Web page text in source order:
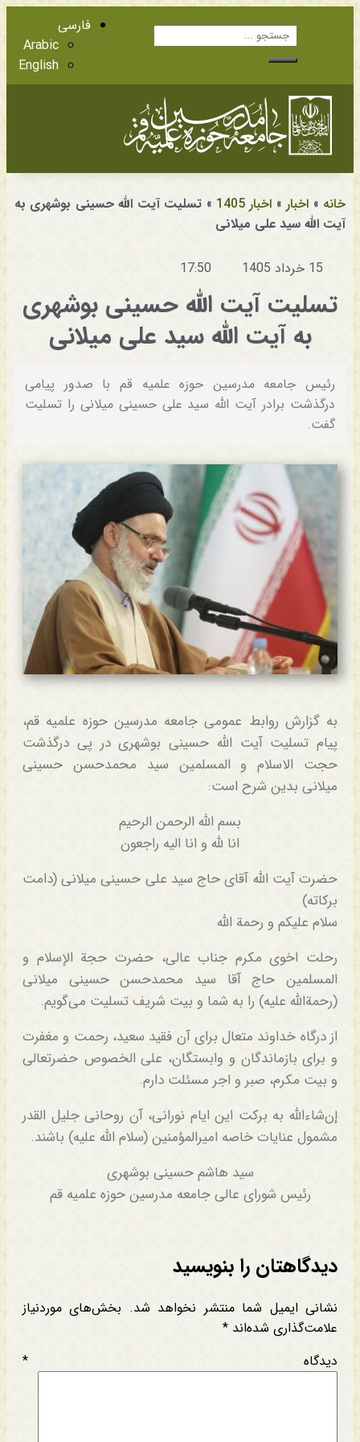
فارسی
Arabic
English
خانه » اخبار» اخبار 1405 » تسلیت آیت الله حسینی بوشهری به
آیت الله سید علی میلانی
15 خرداد 1405 17:50
تسلیت آیت الله حسینی بوشهری
به آیت الله سید علی میلانی
رئیس جامعه مدرسین حوزه علمیه قم با صدور پیامی
درگذشت برادر آیت الله سید علی حسینی میلانی را تسلیت
گفت.
به گزارش روابط عمومی جامعه مدرسین حوزه علمیه قم،
پیام تسلیت آیت الله حسینی بوشهری در پی درگذشت
حجت الاسلام و المسلمین سید محمدحسن حسینی
میلانی بدین شرح است:
بسم الله الرحمن الرحیم
انا لله و انا الیه راجعون
حضرت آیت الله آقای حاج سید علی حسینی میلانی (دامت
برکاته)
سلام علیکم و رحمة الله
رحلت اخوی مکرم جناب عالی، حضرت حجة الإسلام و
المسلمین حاج آقا سید محمدحسن حسینی میلانی
(رحمةالله علیه) را به شما و بیت شریف تسلیت می‌گویم.
از درگاه خداوند متعال برای آن فقید سعید، رحمت و مغفرت
و برای بازماندگان و وابستگان، علی الخصوص حضرتعالی
و بیت مکرم، صبر و اجر مسئلت دارم.
إن‌شاءالله به برکت این ایام نورانی، آن روحانی جلیل القدر
مشمول عنایات خاصه امیرالمؤمنین (سلام الله علیه) باشند.
سید هاشم حسینی بوشهری
رئیس شورای عالی جامعه مدرسین حوزه علمیه قم
دیدگاهتان را بنویسید
نشانی ایمیل شما منتشر نخواهد شد. بخش‌های موردنیاز
علامت‌گذاری شده‌اند *
دیدگاه *